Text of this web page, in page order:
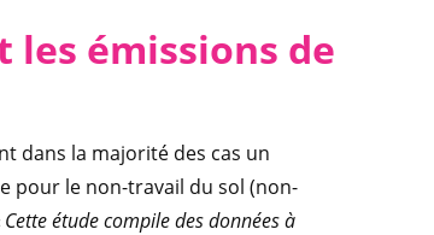
les émissions de
dans la majorité des cas un
pour le non-travail du sol (non-
Cette étude compile des données à